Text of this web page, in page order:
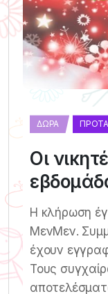
ΔΏΡΑ
Οι
Η κλήρωση
ΜενΜεν.
έχουν
Τους